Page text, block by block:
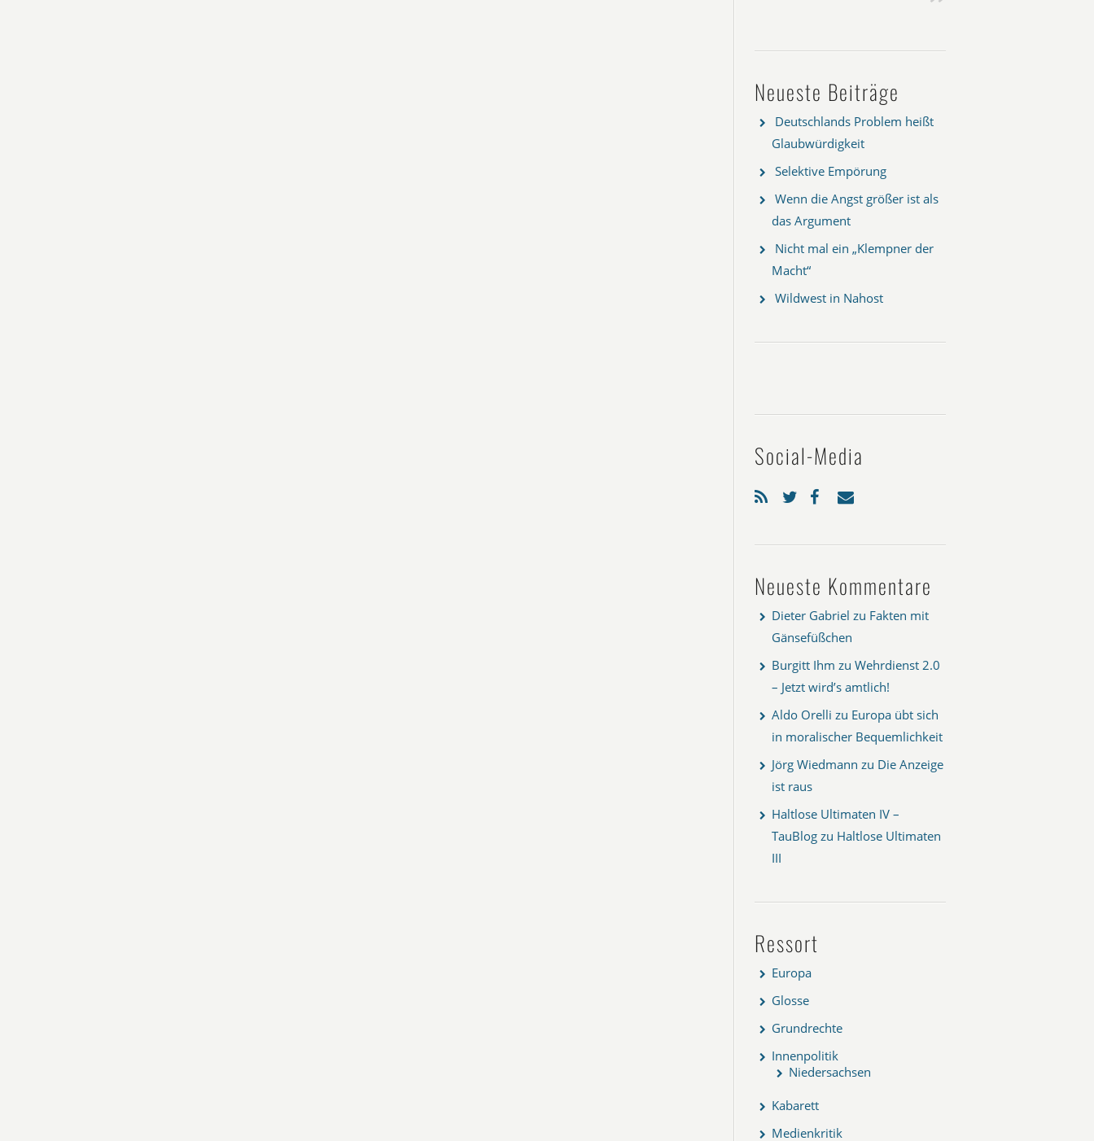
Neueste Beiträge
Deutschlands Problem heißt
Glaubwürdigkeit
Selektive Empörung
Wenn die Angst größer ist als
das Argument
Nicht mal ein „Klempner der
Macht“
Wildwest in Nahost
Social-Media
Neueste Kommentare
Dieter Gabriel zu Fakten mit
Gänsefüßchen
Burgitt Ihm zu Wehrdienst 2.0
– Jetzt wird’s amtlich!
Aldo Orelli zu Europa übt sich
in moralischer Bequemlichkeit
Jörg Wiedmann zu Die Anzeige
ist raus
Haltlose Ultimaten IV –
TauBlog zu Haltlose Ultimaten
III
Ressort
Europa
Glosse
Grundrechte
Innenpolitik
Niedersachsen
Kabarett
Medienkritik